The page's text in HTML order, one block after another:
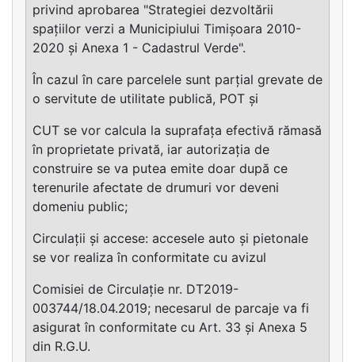
privind aprobarea "Strategiei dezvoltării
spațiilor verzi a Municipiului Timișoara 2010-
2020 și Anexa 1 - Cadastrul Verde".
În cazul în care parcelele sunt parțial grevate de
o servitute de utilitate publică, POT și
CUT se vor calcula la suprafața efectivă rămasă
în proprietate privată, iar autorizația de
construire se va putea emite doar după ce
terenurile afectate de drumuri vor deveni
domeniu public;
Circulații și accese: accesele auto și pietonale
se vor realiza în conformitate cu avizul
Comisiei de Circulație nr. DT2019-
003744/18.04.2019; necesarul de parcaje va fi
asigurat în conformitate cu Art. 33 și Anexa 5
din R.G.U.